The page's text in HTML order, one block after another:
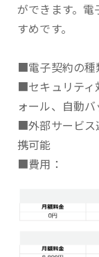
ができます。
すめです。
■電子契約の種
■セキュリティ
ォール、自動
■外部サービス
携可能
■費用：